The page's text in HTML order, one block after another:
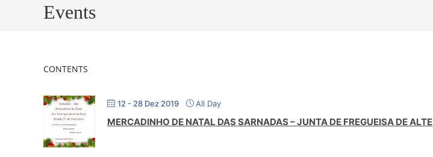
Events
CONTENTS
12 - 28 Dez 2019 All Day
MERCADINHO DE NATAL DAS SARNADAS – JUNTA DE FREGUEISA DE ALTE